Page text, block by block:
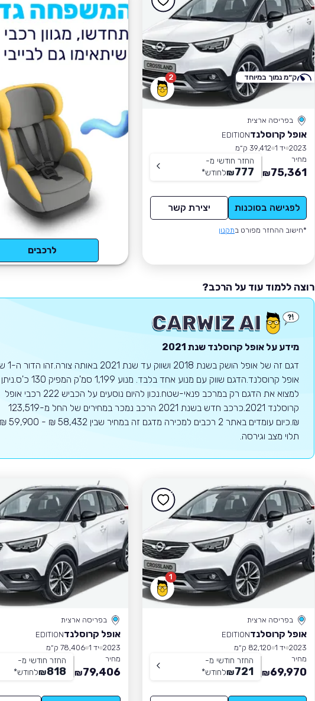
2
בפריסה ארצית
אופל קרוסלנדEDITION
2023 יד 1
39,412 ק״מ
מחיר
75,361
₪
החזר חודשי מ-
777
₪לחודש*
לפגישה בסוכנות יצירת קשר
*חישוב ההחזר מפורט בתקנון
ק״מ נמוך במיוחד
לרכבים
רוצה ללמוד עוד על הרכב?
מידע על אופל קרוסלנד שנת 2021
דגם זה של אופל הושק
אופל קרוסלנד.הדגם שווק עם מנוע אחד בלבד. מנוע 1,199 סמ'ק המפיק 130 כ'ס.ניתן
למצוא את הדגם רק במרכב פנאי-שטח.נכון להיום נוסעים על הכביש 222 רכבי אופל
קרוסלנד 2021.כרכב חדש בשנת 2021 הרכב נמכר במחירים של החל מ-123,519
₪.כיום עומדים באתר 2 רכבים למכירה
תלוי מצב וגירסה.
1
בפריסה ארצית
אופל קרוסלנדEDITION
2023 יד 1
82,120 ק״מ
מחיר
69,970
₪
החזר חודשי מ-
721
₪לחודש*
בפריסה ארצית
אופל קרוסלנדEDITION
2023 יד 1
78,406 ק״מ
מחיר
79,406
₪
החזר חודשי מ-
818
₪לחודש*